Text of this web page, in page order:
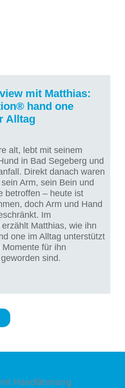
mit Matthias:
hand one
Alltag
alt, lebt mit seinem
in Bad Segeberg und
Direkt danach waren
Arm, sein Bein und
betroffen – heute ist
doch Arm und Hand
Im
Matthias, wie ihn
one im Alltag unterstützt
für ihn
sind.